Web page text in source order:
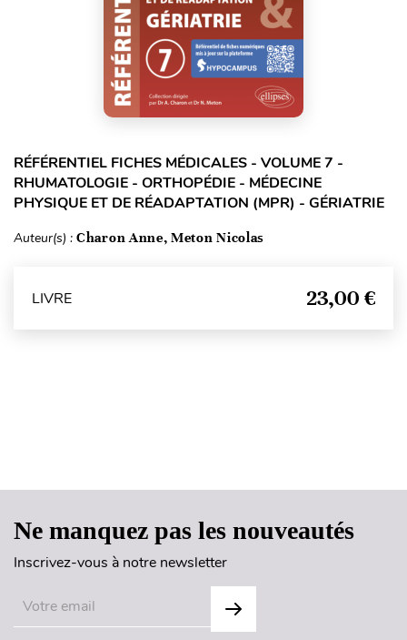
RÉFÉRENTIEL FICHES MÉDICALES - VOLUME 7 -
RHUMATOLOGIE - ORTHOPÉDIE - MÉDECINE
PHYSIQUE ET DE RÉADAPTATION (MPR) - GÉRIATRIE
Auteur(s) : Charon Anne, Meton Nicolas
LIVRE 23,00 €
Ne manquez pas les nouveautés
Inscrivez-vous à notre newsletter